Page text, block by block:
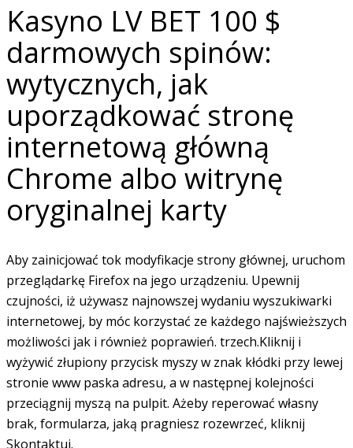
Kasyno LV BET 100 $
darmowych spinów:
wytycznych, jak
uporządkować stronę
internetową główną
Chrome albo witrynę
oryginalnej karty
Aby zainicjować tok modyfikacje strony głównej, uruchom
przeglądarkę Firefox na jego urządzeniu. Upewnij
czujności, iż używasz najnowszej wydaniu wyszukiwarki
internetowej, by móc korzystać ze każdego najświeższych
możliwości jak i również poprawień. trzech.Kliknij i
wyżywić złupiony przycisk myszy w znak kłódki przy lewej
stronie www paska adresu, a w następnej kolejności
przeciągnij myszą na pulpit. Ażeby reperować własny
brak, formularza, jaką pragniesz rozewrzeć, kliknij
Skontaktuj.